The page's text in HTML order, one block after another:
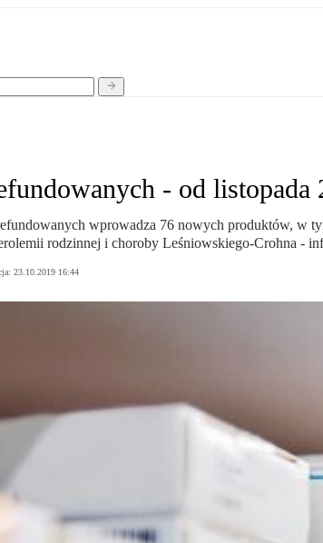
- od
wprowadza 76 nowych produktów, w
rodzinnej i choroby Leśniowskiego-Crohna -
23.10.2019 16:44